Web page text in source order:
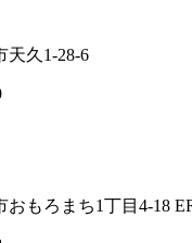
天久1-28-6
おもろまち1丁目4-18